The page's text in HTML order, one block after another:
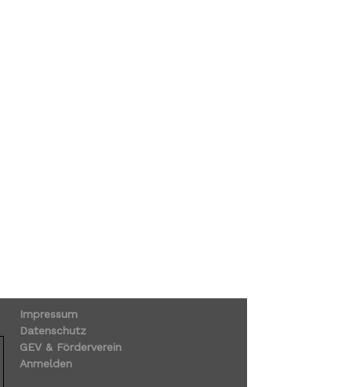
Impressum
Datenschutz
GEV & Förderverein
Anmelden